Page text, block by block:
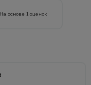
На основе 1 оценок